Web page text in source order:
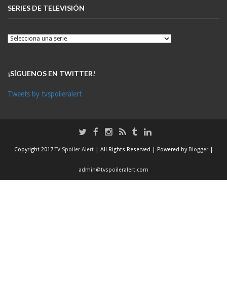
SERIES DE TELEVISIÓN
¡SÍGUENOS EN TWITTER!
Tweets by tvspoileralert
Copyright 2017TV Spoiler Alert | All Rights Reserved | Powered by Blogger |
admin@tvspoileralert.com